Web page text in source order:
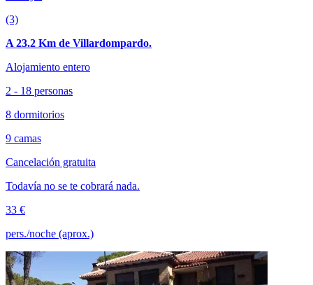
(3)
A 23.2 Km de Villardompardo.
Alojamiento entero
2 - 18 personas
8 dormitorios
9 camas
Cancelación gratuita
Todavía no se te cobrará nada.
33 €
pers./noche (aprox.)